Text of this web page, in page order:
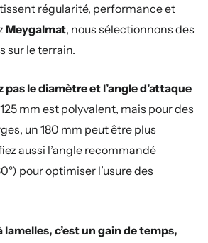
régularité, performance et
Meygalmat, nous sélectionnons des
sur le terrain.
pas le diamètre et l’angle d’attaque
mm est polyvalent, mais pour des
un 180 mm peut être plus
aussi l’angle recommandé
pour optimiser l’usure des
lamelles, c’est un gain de temps,